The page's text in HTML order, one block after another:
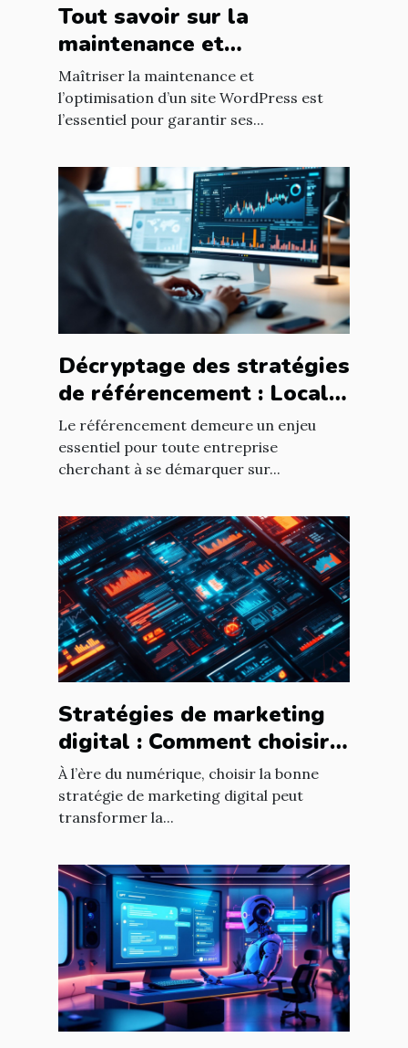
Tout savoir sur la
maintenance et
l'optimisation de sites
WordPress
Maîtriser la maintenance et
l’optimisation d’un site WordPress est
l’essentiel pour garantir ses...
Décryptage des stratégies
de référencement : Local
vs National
Le référencement demeure un enjeu
essentiel pour toute entreprise
cherchant à se démarquer sur...
Stratégies de marketing
digital : Comment choisir
pour votre entreprise ?
À l’ère du numérique, choisir la bonne
stratégie de marketing digital peut
transformer la...